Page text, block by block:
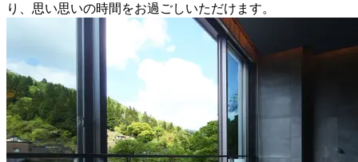
り、思い思いの時間をお過ごしいただけます。